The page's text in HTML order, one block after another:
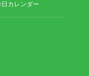
日カレンダー